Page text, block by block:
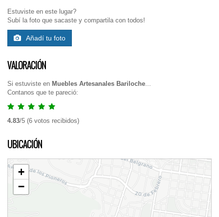
Estuviste en este lugar?
Subí la foto que sacaste y compartila con todos!
Añadí tu foto
VALORACIÓN
Si estuviste en Muebles Artesanales Bariloche...
Contanos que te pareció:
4.83/5 (6 votos recibidos)
UBICACIÓN
+
−